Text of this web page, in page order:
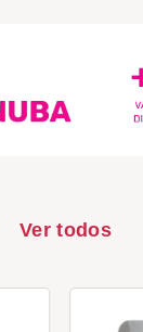
Ver todos